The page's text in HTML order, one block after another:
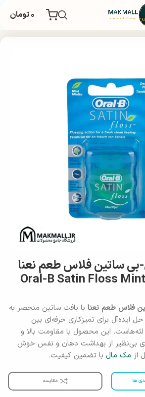
۰تومان
شخصی
بی ساتین فلاس طعم نعنا
فلاس طعم نعنا با بافت ساتین منحصر به
متر، راه حل ایده‌آل برای تمیزکاری حرفه‌ای بین
این محصول با مقاومت بالا و
بی‌نظیر از بهداشت دهان و نفس خوش
از مک مال با تضمین کیفیت.
ها مقایسه